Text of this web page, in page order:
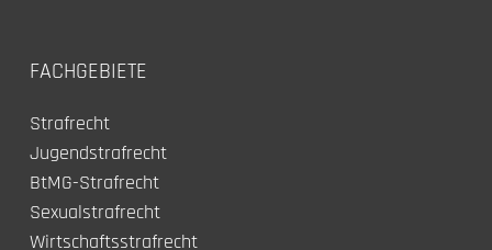
FACHGEBIETE
Strafrecht
Jugendstrafrecht
BtMG-Strafrecht
Sexualstrafrecht
Wirtschaftsstrafrecht